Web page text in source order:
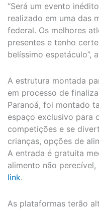
“Será um evento
realizado em uma das
federal. Os melhores
presentes e tenho
belíssimo espetáculo”,
A estrutura montada
em processo de
Paranoá, foi montado
espaço exclusivo para
competições e se
crianças, opções de
A entrada é gratuita
alimento não
link.
As plataformas terão